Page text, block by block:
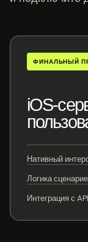
ФИНАЛЬНЫЙ
iOS-
Нативный
Логика
Интеграция с API